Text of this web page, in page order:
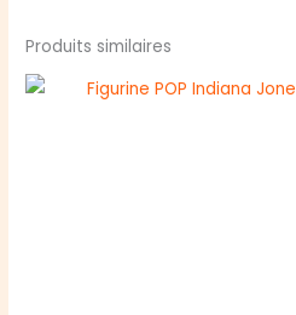
Produits similaires